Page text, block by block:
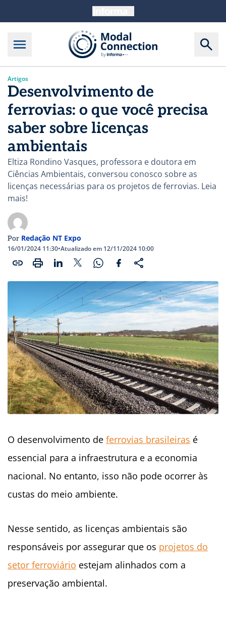
Artigos
Desenvolvimento de
ferrovias: o que você precisa
saber sobre licenças
ambientais
Eltiza Rondino Vasques, professora e doutora em
Ciências Ambientais, conversou conosco sobre as
licenças necessárias para os projetos de ferrovias. Leia
mais!
Por Redação NT Expo
16/01/2024 11:30•Atualizado em 12/11/2024 10:00
O desenvolvimento de ferrovias brasileiras é
essencial para a infraestrutura e a economia
nacional. No entanto, isso não pode ocorrer às
custas do meio ambiente.
Nesse sentido, as licenças ambientais são
responsáveis por assegurar que os projetos do
setor ferroviário estejam alinhados com a
preservação ambiental.